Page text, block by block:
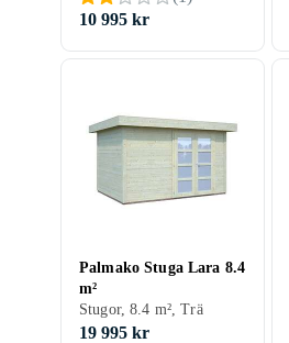
10 995 kr
Palmako Stuga Lara 8.4
m²
Stugor, 8.4 m², Trä
19 995 kr